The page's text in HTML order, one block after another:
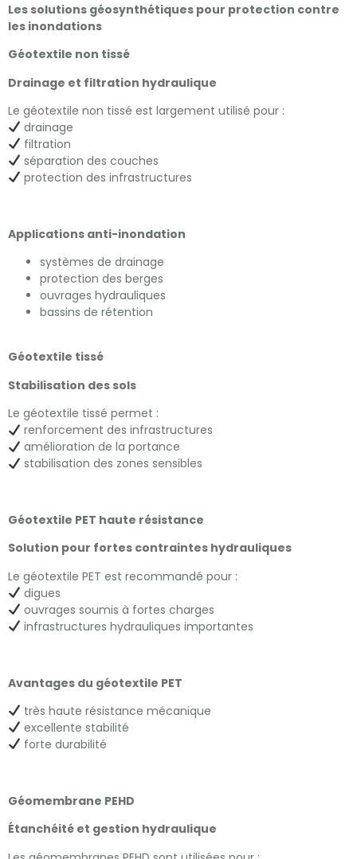
Les solutions géosynthétiques pour protection contre
les inondations
Géotextile non tissé
Drainage et filtration hydraulique
Le géotextile non tissé est largement utilisé pour :
drainage
filtration
séparation des couches
protection des infrastructures
Applications anti-inondation
systèmes de drainage
protection des berges
ouvrages hydrauliques
bassins de rétention
Géotextile tissé
Stabilisation des sols
Le géotextile tissé permet :
renforcement des infrastructures
amélioration de la portance
stabilisation des zones sensibles
Géotextile PET haute résistance
Solution pour fortes contraintes hydrauliques
Le géotextile PET est recommandé pour :
digues
ouvrages soumis à fortes charges
infrastructures hydrauliques importantes
Avantages du géotextile PET
très haute résistance mécanique
excellente stabilité
forte durabilité
Géomembrane PEHD
Étanchéité et gestion hydraulique